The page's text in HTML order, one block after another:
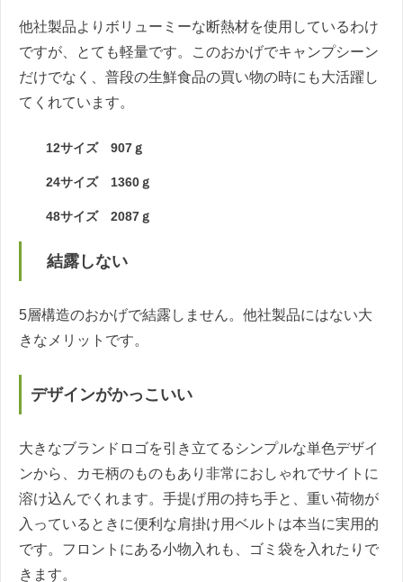
他社製品よりボリューミーな断熱材を使用しているわけ
ですが、とても軽量です。このおかげでキャンプシーン
だけでなく、普段の生鮮食品の買い物の時にも大活躍し
てくれています。
12サイズ 907ｇ
24サイズ 1360ｇ
48サイズ 2087ｇ
結露しない
5層構造のおかげで結露しません。他社製品にはない大
きなメリットです。
デザインがかっこいい
大きなブランドロゴを引き立てるシンプルな単色デザイ
ンから、カモ柄のものもあり非常におしゃれでサイトに
溶け込んでくれます。手提げ用の持ち手と、重い荷物が
入っているときに便利な肩掛け用ベルトは本当に実用的
です。フロントにある小物入れも、ゴミ袋を入れたりで
きます。